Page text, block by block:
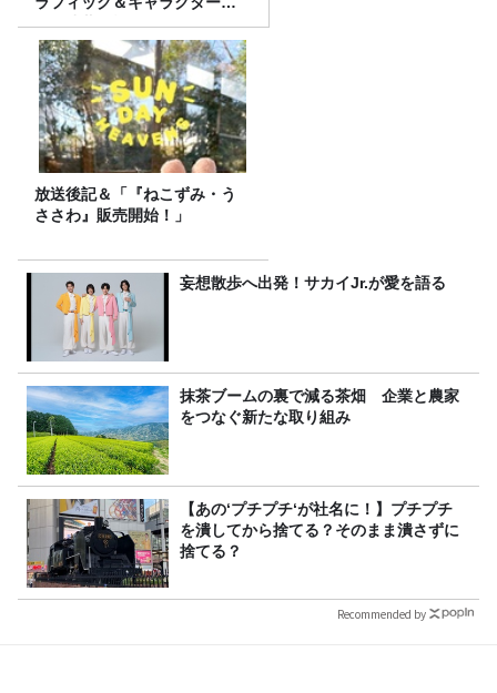
攻の遠藤里桜さん！
放送後記＆「『ねこずみ・う
ささわ』販売開始！」
妄想散歩へ出発！サカイJr.が愛を語る
抹茶ブームの裏で減る茶畑 企業と農家
をつなぐ新たな取り組み
【あの‘プチプチ‘が社名に！】プチプチ
を潰してから捨てる？そのまま潰さずに
捨てる？
Recommended by